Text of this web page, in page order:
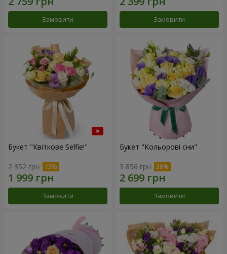
Замовити Замовити
Букет "Квіткове Selfie!"
2 352 грн
Замовити
Букет "Кольорові сни"
3 856 грн
Замовити